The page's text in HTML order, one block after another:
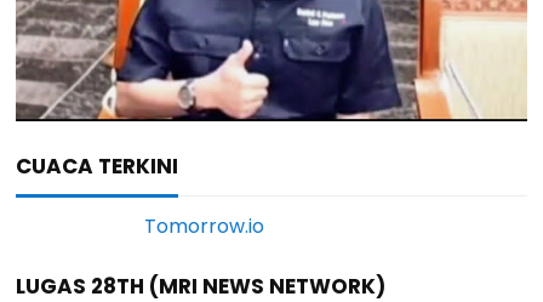
CUACA TERKINI
LUGAS 28TH (MRI NEWS NETWORK)